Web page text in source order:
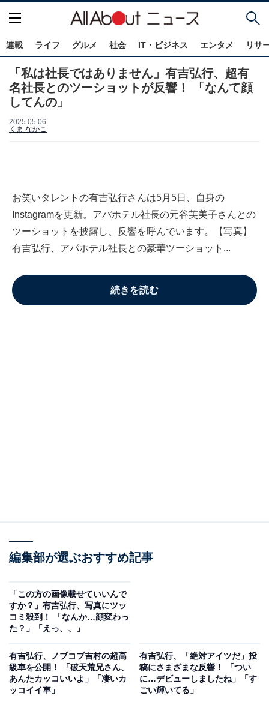
連載 ライフ グルメ 社会 IT・ビジネス エンタメ リサ
「私は社長ではありません」有吉弘行、超有
名社長とのツーショットが反響！ 「なんて顔
してんの」
2025.05.06
くま なかこ
お笑いタレントの有吉弘行さんは5月5日、自身の
Instagramを更新。アパホテル社長の元谷芙美子さんとの
ツーショットを披露し、反響を呼んでいます。【写真】
有吉弘行、アパホテル社長との豪華ツーショット...
続きを読む
編集部が選ぶおすすめ記事
「この方の画像載せていいんで
すか？」有吉弘行、写真にツッ
コミ殺到！ 「なんか…顔変わっ
た？」「えっ、、」
有吉弘行、ノブコブ吉村の超高
級車を公開！ 「破天荒兄さん、
あんたカッコいいよ」「凄いカ
ッコイイ車」
有吉弘行、「絶対アイツだ」投
稿にさまざまな反響！ 「つい
に…デビューしましたね」「す
ごい輝いてる」